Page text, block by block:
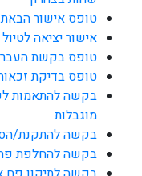
טופס אישור הבאת
אישור יציאה לטיול
טופס בקשת
טופס בדיקת
בקשה להתאמות
מוגבלות
בקשה להתקנת/
בקשה להחלפת